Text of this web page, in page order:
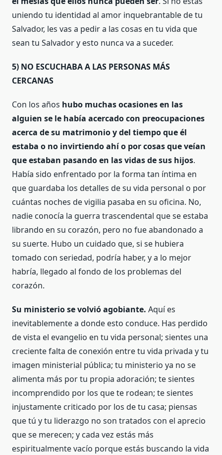
uniendo tu identidad al amor inquebrantable de tu
Salvador, les vas a pedir a las cosas en tu vida que
sean tu Salvador y esto nunca va a suceder.
5) NO ESCUCHABA A LAS PERSONAS MÁS
CERCANAS
Con los años hubo muchas ocasiones en las
alguien se le había acercado con preocupaciones
acerca de su matrimonio y del tiempo que él
estaba o no invirtiendo ahí o por cosas que veían
que estaban pasando en las vidas de sus hijos.
Había sido enfrentado por la forma tan íntima en
que guardaba los detalles de su vida personal o por
cuántas noches de vigilia pasaba en su oficina. No,
nadie conocía la guerra trascendental que se estaba
librando en su corazón, pero no fue abandonado a
su suerte. Hubo un cuidado que, si se hubiera
tomado con seriedad, podría haber, y a lo mejor
habría, llegado al fondo de los problemas del
corazón.
Su ministerio se volvió agobiante. Aquí es
inevitablemente a donde esto conduce. Has perdido
de vista el evangelio en tu vida personal; sientes una
creciente falta de conexión entre tu vida privada y tu
imagen ministerial pública; tu ministerio ya no se
alimenta más por tu propia adoración; te sientes
incomprendido por los que te rodean; te sientes
injustamente criticado por los de tu casa; piensas
que tú y tu liderazgo no son tratados con el aprecio
que se merecen; y cada vez estás más
espiritualmente vacío porque estás buscando la vida